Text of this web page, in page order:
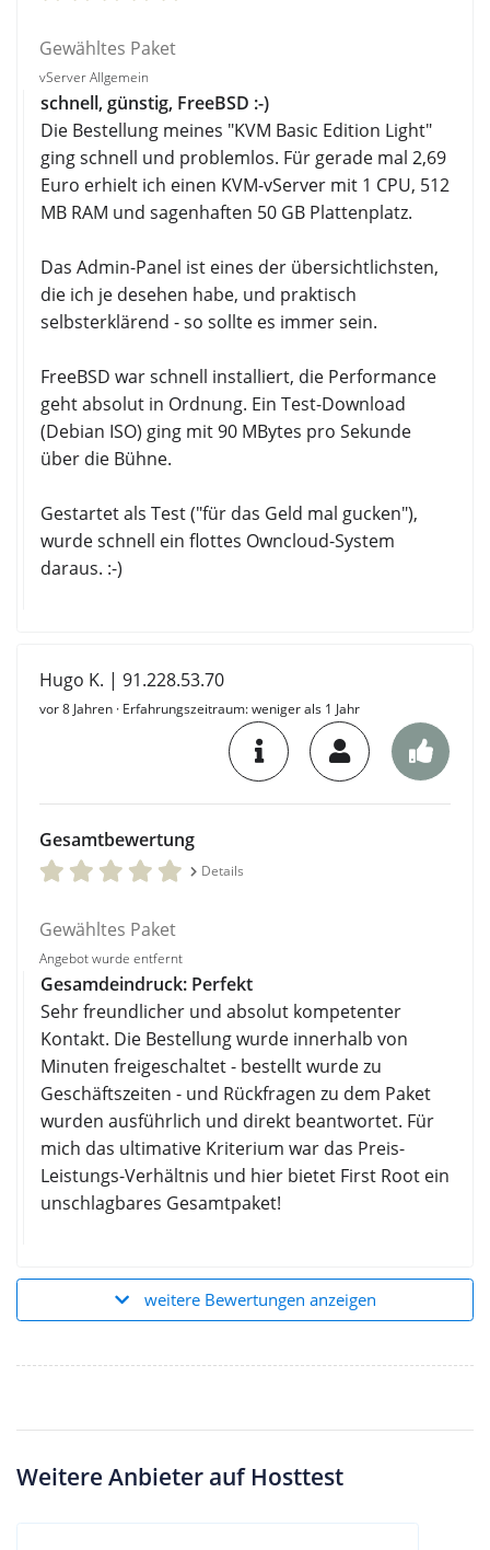
Gewähltes Paket
vServer Allgemein
schnell, günstig, FreeBSD :-)
Die Bestellung meines "KVM Basic Edition Light"
ging schnell und problemlos. Für gerade mal 2,69
Euro erhielt ich einen KVM-vServer mit 1 CPU, 512
MB RAM und sagenhaften 50 GB Plattenplatz.
Das Admin-Panel ist eines der übersichtlichsten,
die ich je desehen habe, und praktisch
selbsterklärend - so sollte es immer sein.
FreeBSD war schnell installiert, die Performance
geht absolut in Ordnung. Ein Test-Download
(Debian ISO) ging mit 90 MBytes pro Sekunde
über die Bühne.
Gestartet als Test ("für das Geld mal gucken"),
wurde schnell ein flottes Owncloud-System
daraus. :-)
Hugo K. | 91.228.53.70
vor 8 Jahren · Erfahrungszeitraum: weniger als 1 Jahr
Gesamtbewertung
Details
Gewähltes Paket
Angebot wurde entfernt
Gesamdeindruck: Perfekt
Sehr freundlicher und absolut kompetenter
Kontakt. Die Bestellung wurde innerhalb von
Minuten freigeschaltet - bestellt wurde zu
Geschäftszeiten - und Rückfragen zu dem Paket
wurden ausführlich und direkt beantwortet. Für
mich das ultimative Kriterium war das Preis-
Leistungs-Verhältnis und hier bietet First Root ein
unschlagbares Gesamtpaket!
weitere Bewertungen anzeigen
Weitere Anbieter auf Hosttest